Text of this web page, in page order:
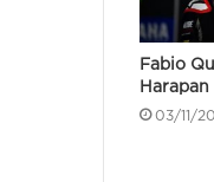
Fabio
Harapan
03/11/